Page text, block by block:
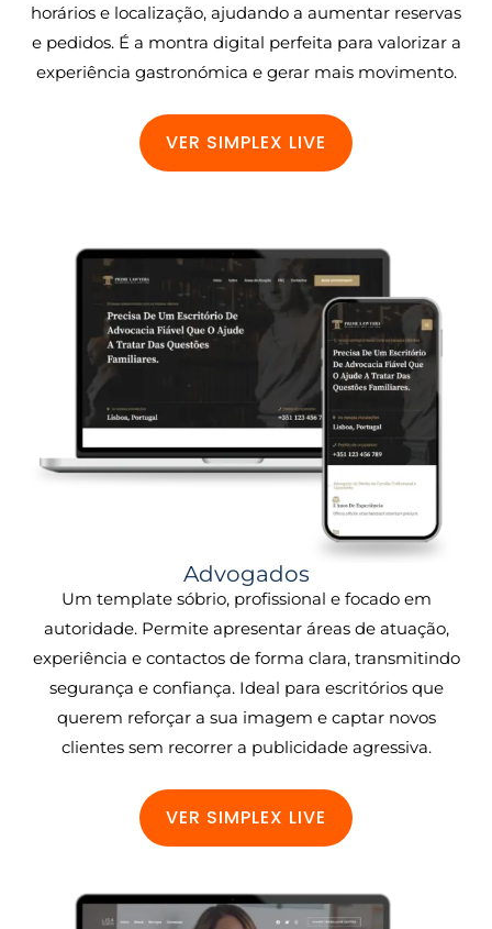
horários e localização, ajudando a aumentar reservas
e pedidos. É a montra digital perfeita para valorizar a
experiência gastronómica e gerar mais movimento.
VER SIMPLEX LIVE
Advogados
Um template sóbrio, profissional e focado em
autoridade. Permite apresentar áreas de atuação,
experiência e contactos de forma clara, transmitindo
segurança e confiança. Ideal para escritórios que
querem reforçar a sua imagem e captar novos
clientes sem recorrer a publicidade agressiva.
VER SIMPLEX LIVE